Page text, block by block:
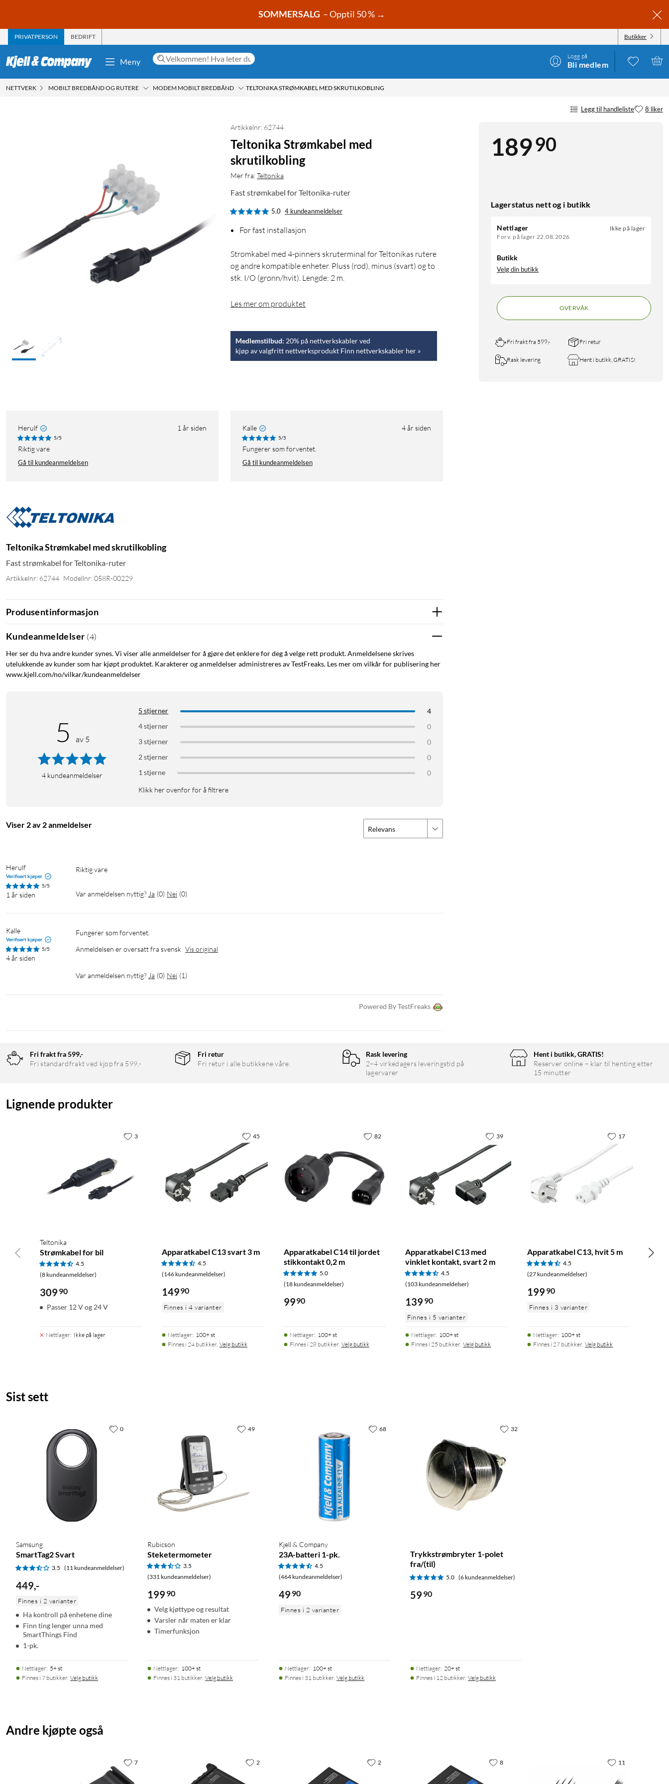
SOMMERSALG – Opptil 50 % →
PRIVATPERSON BEDRIFT Butikker
Meny
Logg på
Bli medlem
NETTVERK MOBILT BREDBÅND OG RUTERE MODEM MOBILT BREDBÅND TELTONIKA STRØMKABEL MED SKRUTILKOBLING
Legg til handleliste 8 liker
18990
Lagerstatus nett og i butikk
Nettlager
Forv. på lager 22.08.2026
Ikke på lager
Butikk
Velg din butikk
OVERVÅK
Fri frakt fra 599,- Fri retur
Rask levering Hent i butikk, GRATIS!
Artikkelnr: 62744
Teltonika Strømkabel med
skrutilkobling
Mer fra:Teltonika
Fast strømkabel for Teltonika-ruter
5.0 4 kundeanmeldelser
For fast installasjon
Strømkabel med 4-pinners skruterminal for Teltonikas rutere
og andre kompatible enheter. Pluss (rød), minus (svart) og to
stk. I/O (grønn/hvit). Lengde: 2 m.
Les mer om produktet
Medlemstilbud: 20% på nettverkskabler ved
kjøp av valgfritt nettverksprodukt Finn nettverkskabler her »
Herulf 1 år siden
5/5
Riktig vare
Gå til kundeanmeldelsen
Kalle 4 år siden
5/5
Fungerer som forventet.
Gå til kundeanmeldelsen
Teltonika Strømkabel med skrutilkobling
Fast strømkabel for Teltonika-ruter
Artikkelnr: 62744 Modellnr: 058R-00229
Produsentinformasjon
Kundeanmeldelser (4)
Her ser du hva andre kunder synes. Vi viser alle anmeldelser for å gjøre det enklere for deg å velge rett produkt. Anmeldelsene skrives
utelukkende av kunder som har kjøpt produktet. Karakterer og anmeldelser administreres av TestFreaks. Les mer om vilkår for publisering her
www.kjell.com/no/vilkar/kundeanmeldelser
5 av 5
4 kundeanmeldelser
5 stjerner
4
4 stjerner
0
3 stjerner
0
2 stjerner
0
1 stjerne
0
Klikk her ovenfor for å filtrere
Viser 2 av 2 anmeldelser Relevans
Herulf
Verifisert kjøper
5/5
1 år siden
Riktig vare
Var anmeldelsen nyttig? Ja (0) Nei (0)
Kalle
Verifisert kjøper
5/5
4 år siden
Fungerer som forventet.
Anmeldelsen er oversatt fra svensk Vis original
Var anmeldelsen nyttig? Ja (0) Nei (1)
Powered By TestFreaks
Fri frakt fra 599,-
Fri standardfrakt ved kjøp fra 599,-
Fri retur
Fri retur i alle butikkene våre.
Rask levering
2–4 virkedagers leveringstid på
lagervarer
Hent i butikk, GRATIS!
Reserver online – klar til henting etter
15 minutter
Lignende produkter
Teltonika
Strømkabel for bil
4.5
(8 kundeanmeldelser)
309 90
Passer 12 V og 24 V
Nettlager: Ikke på lager
3
Apparatkabel C13 svart 3 m
4.5
(146 kundeanmeldelser)
14990
Finnes i 4 varianter
Nettlager: 100+ st
Finnes i 24 butikker. Velg butikk
45
Apparatkabel C14 til jordet
stikkontakt 0,2 m
5.0
(18 kundeanmeldelser)
9990
Nettlager: 100+ st
Finnes i 28 butikker. Velg butikk
82
Apparatkabel C13 med
vinklet kontakt, svart 2 m
4.5
(103 kundeanmeldelser)
139 90
Finnes i 5 varianter
Nettlager: 100+ st
Finnes i 25 butikker. Velg butikk
39
Apparatkabel C13, hvit 5 m
4.5
(27 kundeanmeldelser)
199 90
Finnes i 3 varianter
Nettlager: 100+ st
Finnes i 27 butikker. Velg butikk
17
Sist sett
Samsung
SmartTag2 Svart
3.5 (11 kundeanmeldelser)
449,-
Finnes i 2 varianter
Ha kontroll på enhetene dine
Finn ting lenger unna med
SmartThings Find
1-pk.
Nettlager: 5+ st
Finnes i 7 butikker. Velg butikk
0
Rubicson
Steketermometer
3.5
(331 kundeanmeldelser)
199 90
Velg kjøttype og resultat
Varsler når maten er klar
Timerfunksjon
Nettlager: 100+ st
Finnes i 31 butikker. Velg butikk
49
Kjell & Company
23A-batteri 1-pk.
4.5
(464 kundeanmeldelser)
49 90
Finnes i 2 varianter
Nettlager: 100+ st
Finnes i 31 butikker. Velg butikk
68
Trykkstrømbryter 1-polet
fra/(til)
5.0 (6 kundeanmeldelser)
59 90
Nettlager: 20+ st
Finnes i 12 butikker. Velg butikk
32
Andre kjøpte også
7 2 2 8 11